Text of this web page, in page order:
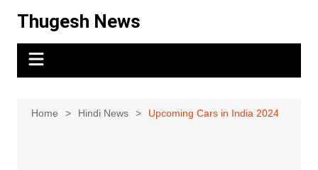
content
Thugesh News
Home Hindi News Upcoming Cars in India 2024